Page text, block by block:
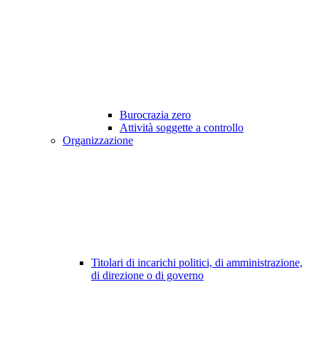
Burocrazia zero
Attività soggette a controllo
Organizzazione
Titolari di incarichi politici, di amministrazione,
di direzione o di governo